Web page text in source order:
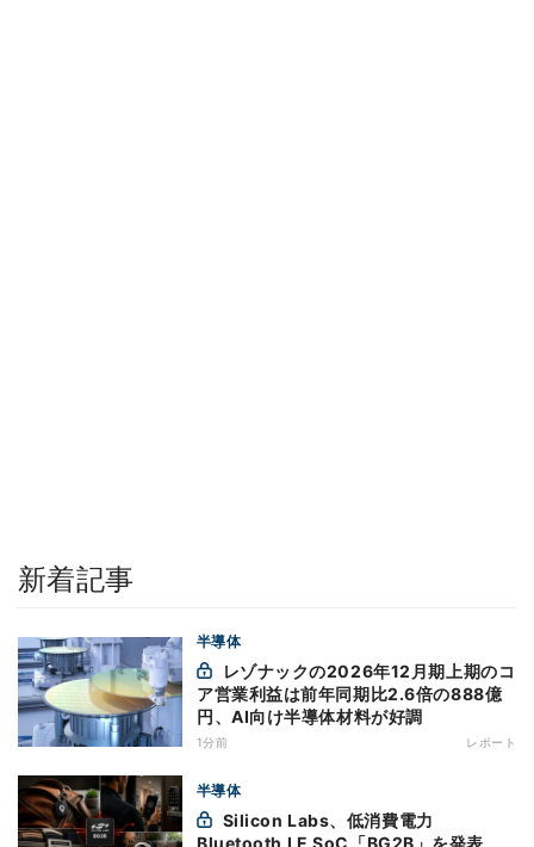
新着記事
半導体
ア営業利益は前年同期比2.6倍の888億
円、AI向け半導体材料が好調
1分前 レポート
半導体